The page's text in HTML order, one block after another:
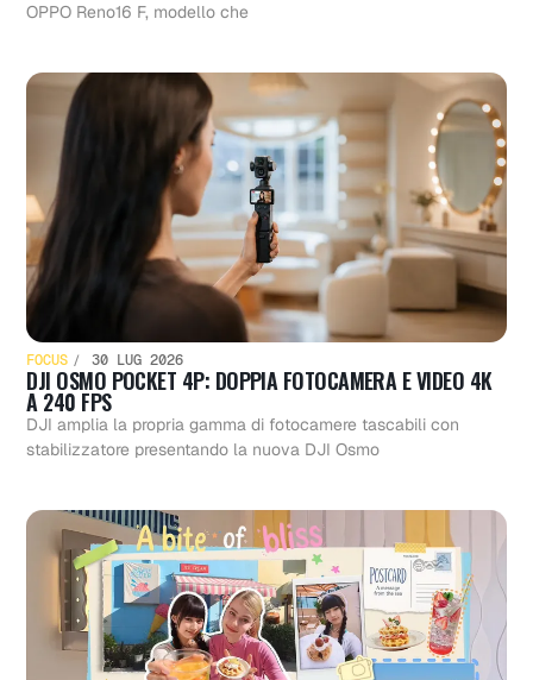
OPPO Reno16 F, modello che
FOCUS 30 LUG 2026
DJI OSMO POCKET 4P: DOPPIA FOTOCAMERA E VIDEO 4K
A 240 FPS
DJI amplia la propria gamma di fotocamere tascabili con
stabilizzatore presentando la nuova DJI Osmo